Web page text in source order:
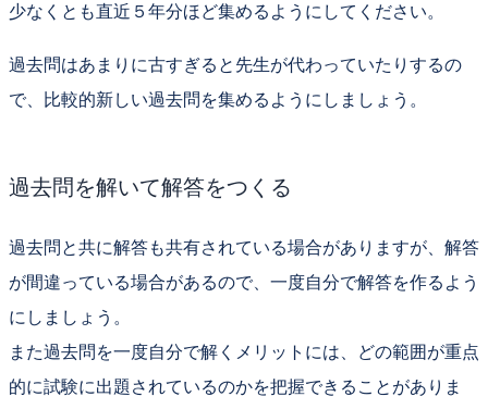
少なくとも直近５年分ほど集めるようにしてください。
過去問はあまりに古すぎると先生が代わっていたりするの
で、比較的新しい過去問を集めるようにしましょう。
過去問を解いて解答をつくる
過去問と共に解答も共有されている場合がありますが、解答
が間違っている場合があるので、一度自分で解答を作るよう
にしましょう。
また過去問を一度自分で解くメリットには、
どの範囲が重点
的に試験に出題されているのかを把握できること がありま